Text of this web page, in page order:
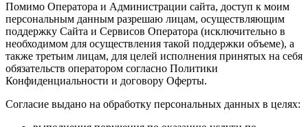
Помимо Оператора и Администрации сайта, доступ к моим
персональным данным разрешаю лицам, осуществляющим
поддержку Сайта и Сервисов Оператора (исключительно в
необходимом для осуществления такой поддержки объеме), а
также третьим лицам, для целей исполнения принятых на себя
обязательств оператором согласно Политики
Конфиденциальности и договору Оферты.
Согласие выдано на обработку персональных данных в целях: